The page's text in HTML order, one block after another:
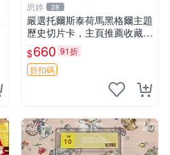
思婷 28
嚴選托爾斯泰荷馬黑格爾主題
歷史切片卡，主頁推薦收藏更
多親拆好卡 歷史切片卡 托爾
斯泰 荷馬 黑格爾
$660 91折
折扣碼